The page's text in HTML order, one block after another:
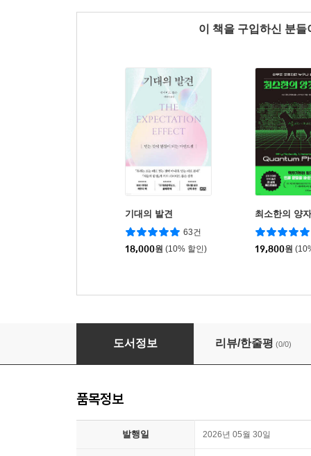
이 책을 구입하신 분
기대의 발견
63건
18,000원 (10% 할인)
최소한의 양
19,800원
기후변화 시대의 환경윤리학
도서정보 리뷰/한줄평 (0/0)
품목정보
발행일 2026년 05월 30일